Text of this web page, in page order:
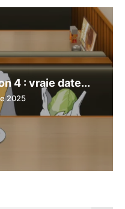
4 : vraie date...
2025